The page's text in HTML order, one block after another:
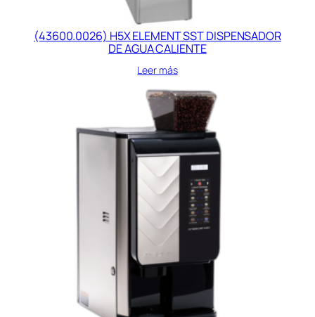
(43600.0026) H5X ELEMENT SST DISPENSADOR
DE AGUA CALIENTE
Leer más